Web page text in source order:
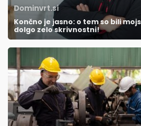
Dominvrt.si
Končno je jasno: o tem so bili
dolgo zelo skrivnostni!